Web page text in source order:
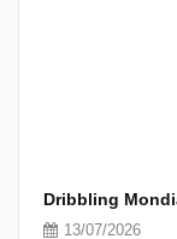
Dribbling
13/07/2026